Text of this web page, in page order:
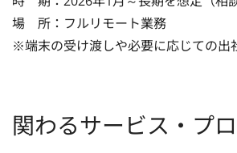
場　所：フルリモート業務
※端末の受け渡しや必要に応じての出
関わるサービス・プ